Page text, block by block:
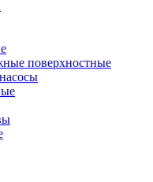
поверхностные